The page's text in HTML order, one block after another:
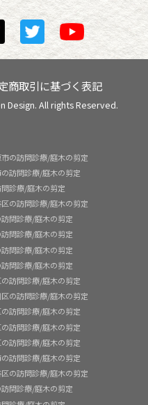
商取引に基づく表記
Design. All rights Reserved.
の訪問診療/庭木の剪定
訪問診療/庭木の剪定
診療/庭木の剪定
の訪問診療/庭木の剪定
問診療/庭木の剪定
問診療/庭木の剪定
問診療/庭木の剪定
問診療/庭木の剪定
訪問診療/庭木の剪定
の訪問診療/庭木の剪定
訪問診療/庭木の剪定
訪問診療/庭木の剪定
訪問診療/庭木の剪定
訪問診療/庭木の剪定
の訪問診療/庭木の剪定
問診療/庭木の剪定